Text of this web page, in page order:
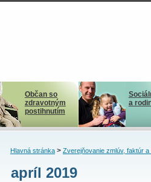
Občan so
zdravotným
postihnutím
a
Hlavná stránka> Zverejňovanie zmlúv, faktúr a
apríl 2019